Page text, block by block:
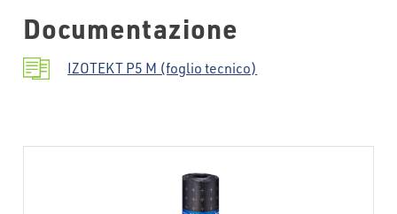
Documentazione
IZOTEKT P5 M (foglio tecnico)